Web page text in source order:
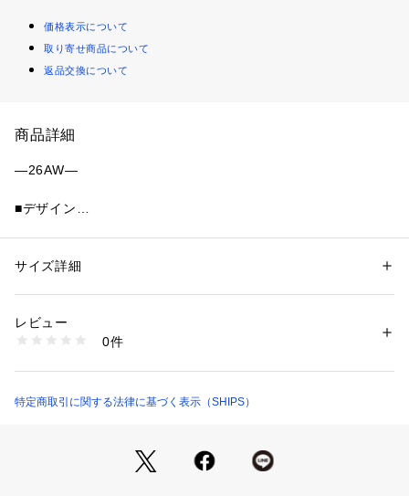
価格表示について
取り寄せ商品について
返品交換について
商品詳細
―26AW―
■デザイン
セーラーカラーでも子供っぽくならないように、前開きを深め
と合わせるのがおすすめです。
▼シリーズもございます。
【SHIPS別注】Le minor: バイカラー ボートネック プルオー
バー（品番：312-24-0070）
性別：レディース
素材：コットン100%
商品番号：
312040518 （ショップ）
サイズ詳細
レビュー
0件
特定商取引に関する法律に基づく表示（SHIPS）